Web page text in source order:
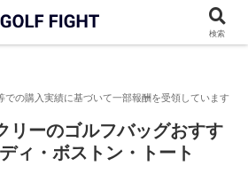
ッグ 【2024年】オークリーのゴルフバ
リーのゴルフバッグおすす
ィ・ボストン・トート
検索